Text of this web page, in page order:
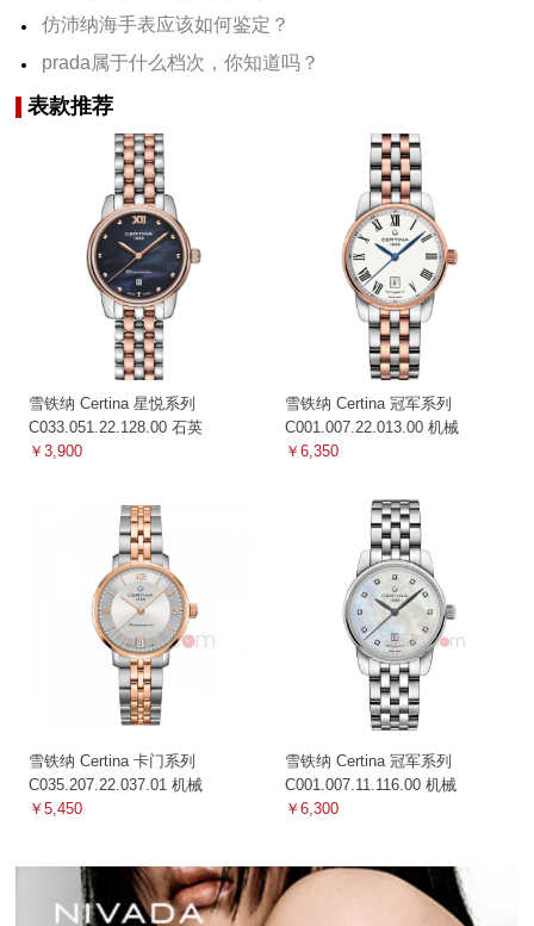
仿沛纳海手表应该如何鉴定？
prada属于什么档次，你知道吗？
表款推荐
雪铁纳 Certina 星悦系列
C033.051.22.128.00 石英
￥3,900
雪铁纳 Certina 冠军系列
C001.007.22.013.00 机械
￥6,350
雪铁纳 Certina 卡门系列
C035.207.22.037.01 机械
￥5,450
雪铁纳 Certina 冠军系列
C001.007.11.116.00 机械
￥6,300